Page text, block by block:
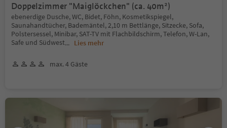
Doppelzimmer "Maiglöckchen" (ca. 40m²)
ebenerdige Dusche, WC, Bidet, Föhn, Kosmetikspiegel,
Saunahandtücher, Bademäntel, 2,10 m Bettlänge, Sitzecke, Sofa,
Polstersessel, Minibar, SAT-TV mit Flachbildschirm, Telefon, W-Lan,
Safe und Südwest... Lies mehr
max. 4 Gäste